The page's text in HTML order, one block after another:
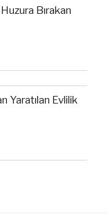
Bırakan
Yaratılan Evlilik